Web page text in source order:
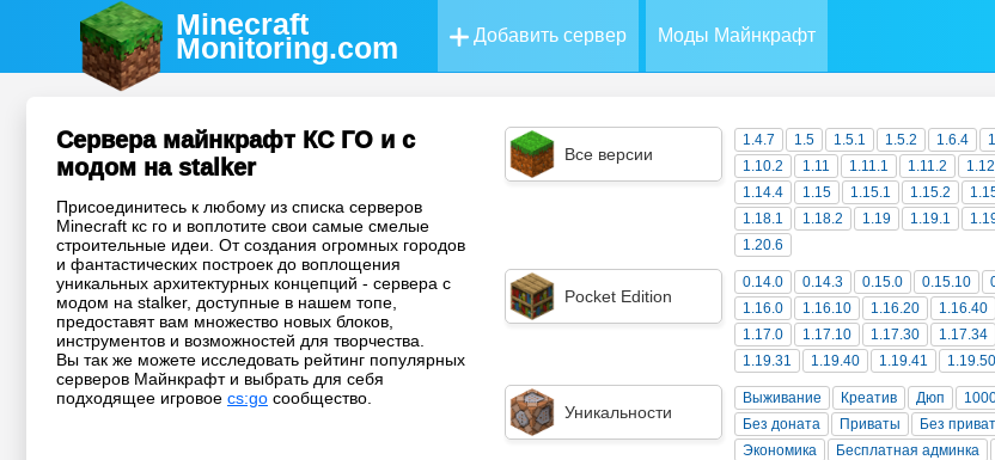
Minecraft
Monitoring.com Добавить сервер Моды Майнкрафт
Сервера майнкрафт КС ГО и с
модом на stalker
Присоединитесь к любому из списка серверов
Minecraft кс го и воплотите свои самые смелые
строительные идеи. От создания огромных городов
и фантастических построек до воплощения
уникальных архитектурных концепций - сервера с
модом на stalker, доступные в нашем топе,
предоставят вам множество новых блоков,
инструментов и возможностей для творчества.
Вы так же можете исследовать рейтинг популярных
серверов Майнкрафт и выбрать для себя
подходящее игровое cs:go сообщество.
Все версии
1.4.7 1.5 1.5.1 1.5.2 1.6.4
1.10.2
1.11 1.11.1 1.11.2 1.12
1.14.4
1.15 1.15.1 1.15.2
1.18.1
1.18.2 1.19 1.19.1
1.20.6
Pocket Edition
0.14.0 0.14.3 0.15.0 0.15.10
1.16.0
1.16.10 1.16.20 1.16.40
1.17.0
1.17.10 1.17.30 1.17.34
1.19.31
1.19.40 1.19.41 1.19.50
Уникальности
Выживание Креатив Дюп
Без доната
Приваты Без
Экономика
Бесплатная админка